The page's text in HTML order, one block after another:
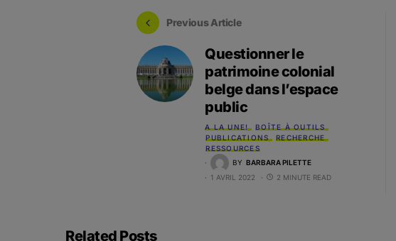
Previous Article
Questionner le
patrimoine colonial
belge dans l’espace
public
A LA UNE!
BOÎTE À OUTILS
PUBLICATIONS
RECHERCHE
RESSOURCES
BY BARBARA PILETTE
1 AVRIL 2022
2 MINUTE READ
Related Posts